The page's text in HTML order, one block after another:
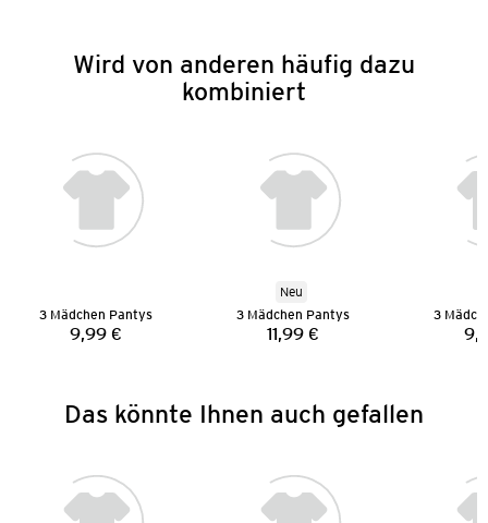
Wird von anderen häufig dazu
kombiniert
3 Mädchen Pantys
Preis:
9,99 €
Neu
3 Mädchen Pantys
Preis:
11,99 €
3
Das könnte Ihnen auch gefallen